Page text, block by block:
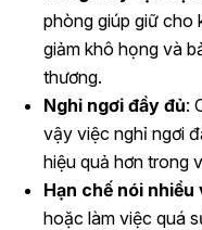
phòng giúp giữ cho
giảm khô họng và
thương.
Nghỉ ngơi đầy đủ:
vậy việc nghỉ ngơi
hiệu quả hơn trong
Hạn chế nói
hoặc làm việc quá